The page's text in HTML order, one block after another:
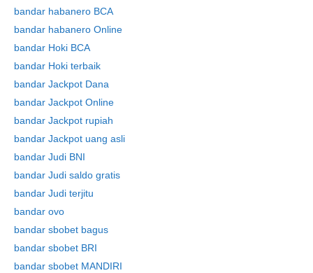
bandar habanero BCA
bandar habanero Online
bandar Hoki BCA
bandar Hoki terbaik
bandar Jackpot Dana
bandar Jackpot Online
bandar Jackpot rupiah
bandar Jackpot uang asli
bandar Judi BNI
bandar Judi saldo gratis
bandar Judi terjitu
bandar ovo
bandar sbobet bagus
bandar sbobet BRI
bandar sbobet MANDIRI